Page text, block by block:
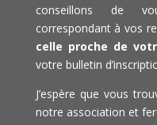
conseillons de
correspondant à vos
celle proche de
votre bulletin
J’espère que vous
notre association et